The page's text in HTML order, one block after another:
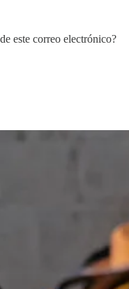
este correo electrónico?